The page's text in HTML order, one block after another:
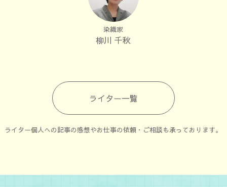
染織家
柳川 千秋
ライター一覧
ライター個人への記事の感想やお仕事の依頼・ご相談も承っております。